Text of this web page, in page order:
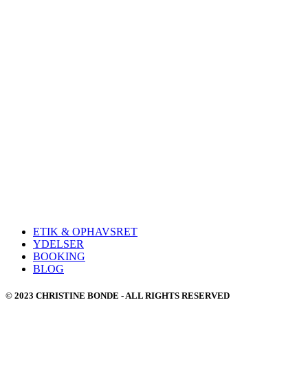
ETIK & OPHAVSRET
YDELSER
BOOKING
BLOG
© 2023 CHRISTINE BONDE - ALL RIGHTS RESERVED